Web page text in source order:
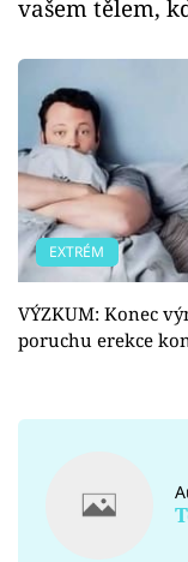
vašem tělem,
EXTRÉM
VÝZKUM: Konec
poruchu erekce